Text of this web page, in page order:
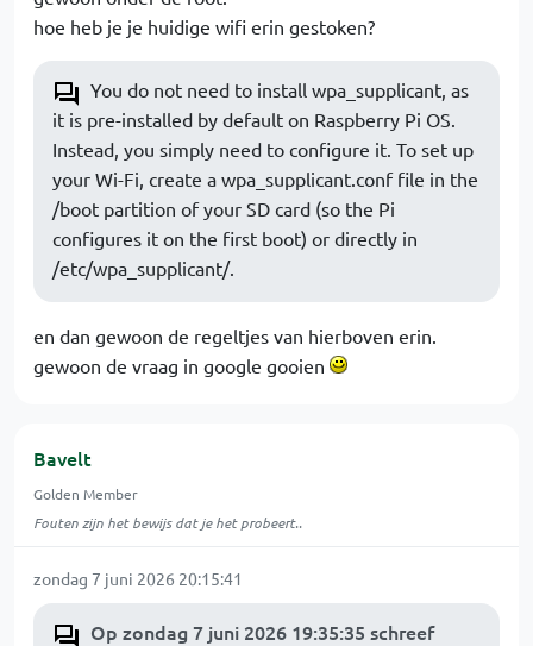
hoe heb je je huidige wifi erin gestoken?
You do not need to install wpa_supplicant, as
it is pre-installed by default on Raspberry Pi OS.
Instead, you simply need to configure it. To set up
your Wi-Fi, create a wpa_supplicant.conf file in the
/boot partition of your SD card (so the Pi
configures it on the first boot) or directly in
/etc/wpa_supplicant/.
en dan gewoon de regeltjes van hierboven erin.
gewoon de vraag in google gooien
Bavelt
Golden Member
Fouten zijn het bewijs dat je het probeert..
zondag 7 juni 2026 20:15:41
Op zondag 7 juni 2026 19:35:35 schreef